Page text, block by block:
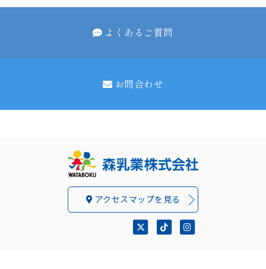
よくあるご質問
お問合わせ
アクセスマップを見る